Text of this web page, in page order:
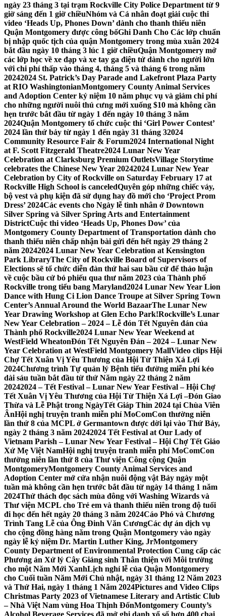
ngày 23 tháng 3 tại trạm Rockville City Police Department từ 9
giờ sáng đến 1 giờ chiềuNhóm và Cá nhân đoạt giải cuộc thi
video ‘Heads Up, Phones Down’ dành cho thanh thiếu niên
Quận Montgomery được công bốGhi Danh Cho Các lớp chuẩn
bị nhập quốc tịch của quận Montgomery trong mùa xuân 2024
bắt đầu ngày 10 tháng 3 lúc 1 giờ chiềuQuận Montgomery mở
các lớp học về xe đạp và xe tay ga điện tử dành cho người lớn
với chi phí thấp vào tháng 4, tháng 5 và tháng 6 trong năm
20242024 St. Patrick’s Day Parade and Lakefront Plaza Party
at RIO WashingtonianMontgomery County Animal Services
and Adoption Center kỷ niệm 10 năm phục vụ và giảm chi phí
cho những người nuôi thú cưng mới xuống $10 mà không cần
hẹn trước bắt đầu từ ngày 1 đến ngày 10 tháng 3 năm
2024Quận Montgomery tổ chức cuộc thi ‘Girl Power Contest’
2024 lần thứ bảy từ ngày 1 đến ngày 31 tháng 32024
Community Resource Fair & Forum2024 International Night
at F. Scott Fitzgerald Theatre2024 Lunar New Year
Celebration at Clarksburg Premium OutletsVillage Storytime
celebrates the Chinese New Year 20242024 Lunar New Year
Celebration by City of Rockville on Saturday February 17 at
Rockville High School is canceledQuyên góp những chiếc váy,
bộ vest và phụ kiện đã sử dụng hay đồ mới cho ‘Project Prom
Dress’ 2024Các events cho Ngày lễ tình nhân ở Downtown
Silver Spring và Silver Spring Arts and Entertainment
DistrictCuộc thi video ‘Heads Up, Phones Dow’ của
Montgomery County Department of Transportation dành cho
thanh thiếu niên chấp nhận bài gửi đến hết ngày 29 tháng 2
năm 20242024 Lunar New Year Celebration at Kensington
Park LibraryThe City of Rockville Board of Supervisors of
Elections sẽ tổ chức diễn đàn thứ hai sau bầu cử để thảo luận
về cuộc bầu cử bỏ phiếu qua thư năm 2023 của Thành phố
Rockville trong tiểu bang Maryland2024 Lunar New Year Lion
Dance with Hung Ci Lion Dance Troupe at Silver Spring Town
Center’s Annual Around the World BazaarThe Lunar New
Year Drawing Workshop at Glen Echo Park!Rockville’s Lunar
New Year Celebration – 2024 – Lễ đón Tết Nguyên đán của
Thành phố Rockville2024 Lunar New Year Weekend at
WestField WheatonĐón Tết Nguyên Đán – 2024 – Lunar New
Year Celebration at WestField Montgomery MallVideo clips Hội
Chợ Tết Xuân Vị Yêu Thương của Hội Từ Thiện Xá Lợi
2024Chương trình Tự quản lý Bệnh tiểu đường miễn phí kéo
dài sáu tuần bắt đầu từ thứ Năm ngày 22 tháng 2 năm
20242024 – Tết Festival – Lunar New Year Festival – Hội Chợ
Tết Xuân Vị Yêu Thương của Hội Từ Thiện Xá Lợi –Đón Giao
Thừa và Lễ Phật trong NgàyTết Giáp Thìn 2024 tại Chùa Viên
ÂnHội nghị truyện tranh miễn phí MoComCon thường niên
lần thứ 8 của MCPL ở Germantown được dời lại vào Thứ Bảy,
ngày 2 tháng 3 năm 20242024 Tết Festival at Our Lady of
Vietnam Parish – Lunar New Year Festival – Hội Chợ Tết Giáo
Xứ Mẹ Việt NamHội nghị truyện tranh miễn phí MoComCon
thường niên lần thứ 8 của Thư viện Công cộng Quận
MontgomeryMontgomery County Animal Services and
Adoption Center mở cửa nhận nuôi động vật Bảy ngày một
tuần mà không cần hẹn trước bắt đầu từ ngày 14 tháng 1 năm
2024Thử thách đọc sách mùa đông với Washing Wizards và
Thư viện MCPL cho Trẻ em và thanh thiếu niên trong độ tuổi
đi học đến hết ngày 20 tháng 3 năm 2024Cáo Phó và Chương
Trình Tang Lễ của Ông Đinh Văn CươngCác dự án dịch vụ
cho cộng đồng hàng năm trong Quận Montgomery vào ngày
ngày lễ kỷ niệm Dr. Martin Luther King, JrMontgomery
County Department of Environmental Protection Cung cấp các
Phương án Xử lý Cây Giáng sinh Thân thiện với Môi trường
cho một Năm Mới XanhLịch nghỉ lễ của Quận Montgomery
cho Cuối tuần Năm Mới Chủ nhật, ngày 31 tháng 12 Năm 2023
và Thứ Hai, ngày 1 tháng 1 Năm 2024Pictures and Video Clips
Christmas Party 2023 of Vietnamese Literary and Artistic Club
– Nhà Việt Nam vùng Hoa Thịnh ĐốnMontgomery County’s
Alcohol Beverage Services đã mở ghi danh xổ số hơn 400 chai